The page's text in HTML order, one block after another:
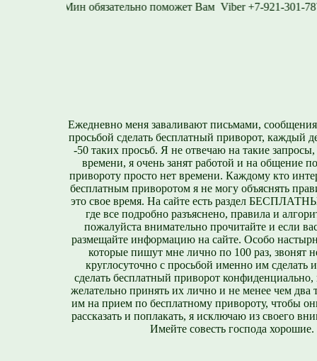
Viber +7-921-
Ежедневно меня заваливают письмами,
просьбой сделать бесплатный приворот, каждый
-50 таких просьб. Я не отвечаю на такие
времени, я очень занят работой и на общение
привороту просто нет времени. Каждому кто
бесплатным приворотом я не могу объяснять
это свое время. На сайте есть раздел
где все подробно разъяснено, правила и
пожалуйста внимательно прочитайте и если
размещайте информацию на сайте. Особо
которые пишут мне лично по 100 раз, звонят
круглосуточно с просьбой именно им сделать
сделать бесплатный приворот конфиденциально,
желательно принять их лично и не менее чем два
им на прием по бесплатному привороту, чтобы
рассказать и поплакать, я исключаю из своего
Имейте совесть господа хорошие.